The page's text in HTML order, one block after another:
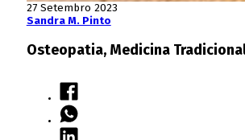
27 Setembro 2023
Sandra M. Pinto
Osteopatia, Medicina